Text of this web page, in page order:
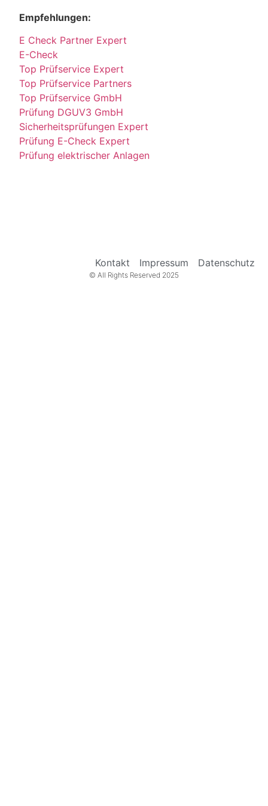
Empfehlungen:
E Check Partner Expert
E-Check
Top Prüfservice Expert
Top Prüfservice Partners
Top Prüfservice GmbH
Prüfung DGUV3 GmbH
Sicherheitsprüfungen Expert
Prüfung E-Check Expert
Prüfung elektrischer Anlagen
Kontakt Impressum Datenschutz
© All Rights Reserved 2025